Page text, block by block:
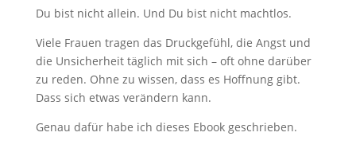
Du bist nicht allein. Und Du bist nicht machtlos.
Viele Frauen tragen das Druckgefühl, die Angst und
die Unsicherheit täglich mit sich – oft ohne darüber
zu reden. Ohne zu wissen, dass es Hoffnung gibt.
Dass sich etwas verändern kann.
Genau dafür habe ich dieses Ebook geschrieben.